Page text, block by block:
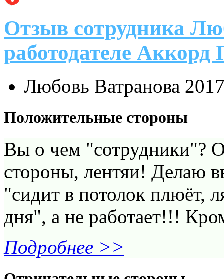
Отзыв сотрудника
работодателе Аккорд
Любовь Ватранова
Положительные стороны
Вы о чем "сотрудники"?
стороны, лентяи! Делаю
"сидит в потолок плюёт,
дня", а не работает!!!
Подробнее >>